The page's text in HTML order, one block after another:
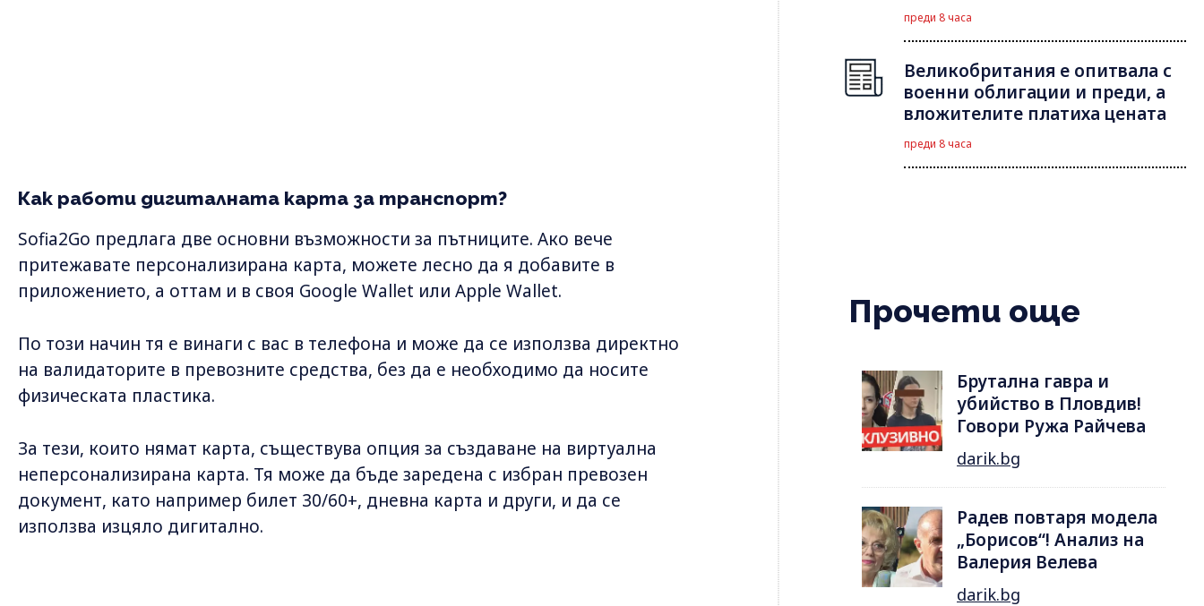
Как работи дигиталната карта за транспорт?
Sofia2Go предлага две основни възможности за пътниците. Ако вече
притежавате персонализирана карта, можете лесно да я добавите в
приложението, а оттам и в своя Google Wallet или Apple Wallet.
По този начин тя е винаги с вас в телефона и може да се използва директно
на валидаторите в превозните средства, без да е необходимо да носите
физическата пластика.
За тези, които нямат карта, съществува опция за създаване на виртуална
неперсонализирана карта. Тя може да бъде заредена с избран превозен
документ, като например билет 30/60+, дневна карта и други, и да се
използва изцяло дигитално.
преди 8 часа
Великобритания е опитвала с
военни облигации и преди, а
вложителите платиха цената
преди 8 часа
Прочети още
Брутална гавра и
убийство в Пловдив!
Говори Ружа Райчева
darik.bg
Радев повтаря модела
„Борисов“! Анализ на
Валерия Велева
darik.bg